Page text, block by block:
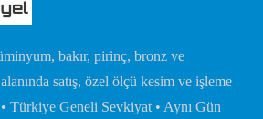
bakır, pirinç, bronz ve
satış, özel ölçü kesim ve işleme
Türkiye Geneli Sevkiyat • Aynı Gün